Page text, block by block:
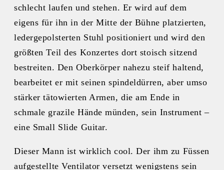
schlecht laufen und stehen. Er wird auf dem
eigens für ihn in der Mitte der Bühne platzierten,
ledergepolsterten Stuhl positioniert und wird den
größten Teil des Konzertes dort stoisch sitzend
bestreiten. Den Oberkörper nahezu steif haltend,
bearbeitet er mit seinen spindeldürren, aber umso
stärker tätowierten Armen, die am Ende in
schmale grazile Hände münden, sein Instrument –
eine Small Slide Guitar.
Dieser Mann ist wirklich cool. Der ihm zu Füssen
aufgestellte Ventilator versetzt wenigstens sein